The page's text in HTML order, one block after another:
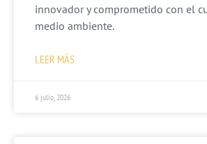
innovador y comprometido con el
medio ambiente.
LEER MÁS
6 julio, 2026